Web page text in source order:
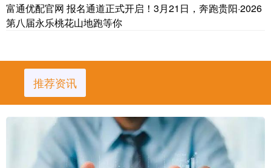
富通优配官网 报名通道正式开启！3月21日，奔跑贵阳·2026
第八届永乐桃花山地跑等你
推荐资讯